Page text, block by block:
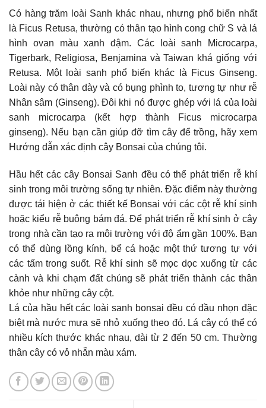
Có hàng trăm loài Sanh khác nhau, nhưng phổ biến nhất
là Ficus Retusa, thường có thân tạo hình cong chữ S và lá
hình ovan màu xanh đậm. Các loài sanh Microcarpa,
Tigerbark, Religiosa, Benjamina và Taiwan khá giống với
Retusa. Một loài sanh phổ biến khác là Ficus Ginseng.
Loài này có thân dày và có bụng phình to, tương tự như rễ
Nhân sâm (Ginseng). Đôi khi nó được ghép với lá của loài
sanh microcarpa (kết hợp thành Ficus microcarpa
ginseng). Nếu bạn cần giúp đỡ tìm cây để trồng, hãy xem
Hướng dẫn xác định cây Bonsai của chúng tôi.
Hầu hết các cây Bonsai Sanh đều có thể phát triển rễ khí
sinh trong môi trường sống tự nhiên. Đặc điểm này thường
được tái hiện ở các thiết kế Bonsai với các cột rễ khí sinh
hoặc kiểu rễ buông bám đá. Để phát triển rễ khí sinh ở cây
trong nhà cần tạo ra môi trường với độ ẩm gần 100%. Bạn
có thể dùng lồng kính, bể cá hoặc một thứ tương tự với
các tấm trong suốt. Rễ khí sinh sẽ mọc dọc xuống từ các
cành và khi chạm đất chúng sẽ phát triển thành các thân
khỏe như những cây cột.
Lá của hầu hết các loài sanh bonsai đều có đầu nhọn đặc
biệt mà nước mưa sẽ nhỏ xuống theo đó. Lá cây có thể có
nhiều kích thước khác nhau, dài từ 2 đến 50 cm. Thường
thân cây có vỏ nhẵn màu xám.